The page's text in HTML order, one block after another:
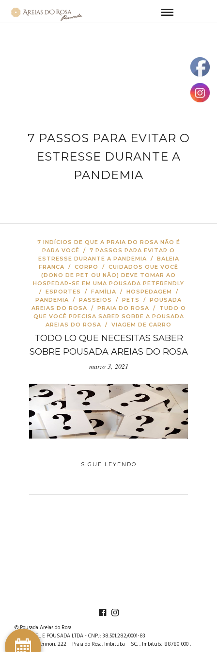
7 PASSOS PARA EVITAR O
ESTRESSE DURANTE A
PANDEMIA
7 INDÍCIOS DE QUE A PRAIA DO ROSA NÃO É
PARA VOCÊ / 7 PASSOS PARA EVITAR O
ESTRESSE DURANTE A PANDEMIA / BALEIA
FRANCA / CORPO / CUIDADOS QUE VOCÊ
(DONO DE PET OU NÃO) DEVE TOMAR AO
HOSPEDAR-SE EM UMA POUSADA PETFRENDLY
/ ESPORTES / FAMÍLIA / HOSPEDAGEM
/
PANDEMIA / PASSEIOS / PETS / POUSADA
AREIAS DO ROSA / PRAIA DO ROSA /
TUDO O
QUE VOCÊ PRECISA SABER SOBRE A POUSADA
AREIAS DO ROSA / VIAGEM DE CARRO
TODO LO QUE NECESITAS SABER
SOBRE POUSADA AREIAS DO ROSA
marzo 3, 2021
SIGUE LEYENDO
© Pousada Areias do Rosa
F.T.S.HOTEL E POUSADA LTDA - CNPJ: 38.501.282/0001-83
Rua John Lennon, 222 – Praia do Rosa, Imbituba – SC, , Imbituba 88780-000 ,